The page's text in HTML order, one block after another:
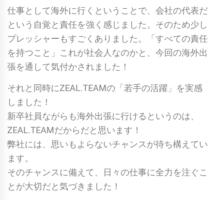
仕事として海外に行くということで、会社の代表だ
という自覚と責任を強く感じました。そのため少し
プレッシャーもすごくありました。「すべての責任
を持つこと」これが社会人なのかと、今回の海外出
張を通して気付かされました！
それと同時にZEAL.TEAMの「若手の活躍」を実感
しました！
新卒社員ながらも海外出張に行けるというのは、
ZEAL.TEAMだからだと思います！
弊社には、思いもよらないチャンスが待ち構えてい
ます。
そのチャンスに備えて、日々の仕事に全力を注ぐこ
とが大切だと気づきました！